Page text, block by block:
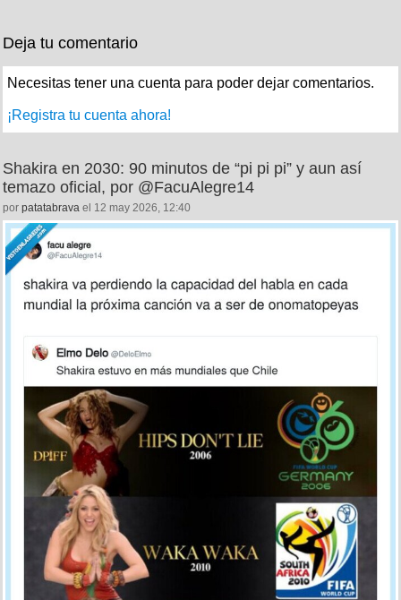
Deja tu comentario
Necesitas tener una cuenta para poder dejar comentarios.
¡Registra tu cuenta ahora!
Shakira en 2030: 90 minutos de “pi pi pi” y aun así
temazo oficial, por @FacuAlegre14
por patatabrava el 12 may 2026, 12:40